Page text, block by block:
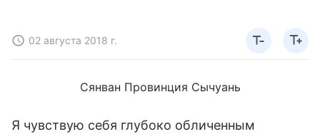
02 августа 2018 г.
Сянван Провинция Сычуань
Я чувствую себя глубоко обличенным